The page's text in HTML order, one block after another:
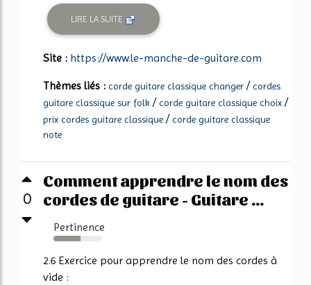
LIRE LA SUITE
Site : https://www.le-manche-de-guitare.com
Thèmes liés : corde guitare classique changer /cordes
guitare classique sur folk /corde guitare classique choix /
prix cordes guitare classique /corde guitare classique
note
0
Comment apprendre le nom des
cordes de guitare - Guitare ...
Pertinence
56%
2.6 Exercice pour apprendre le nom des cordes à
vide :